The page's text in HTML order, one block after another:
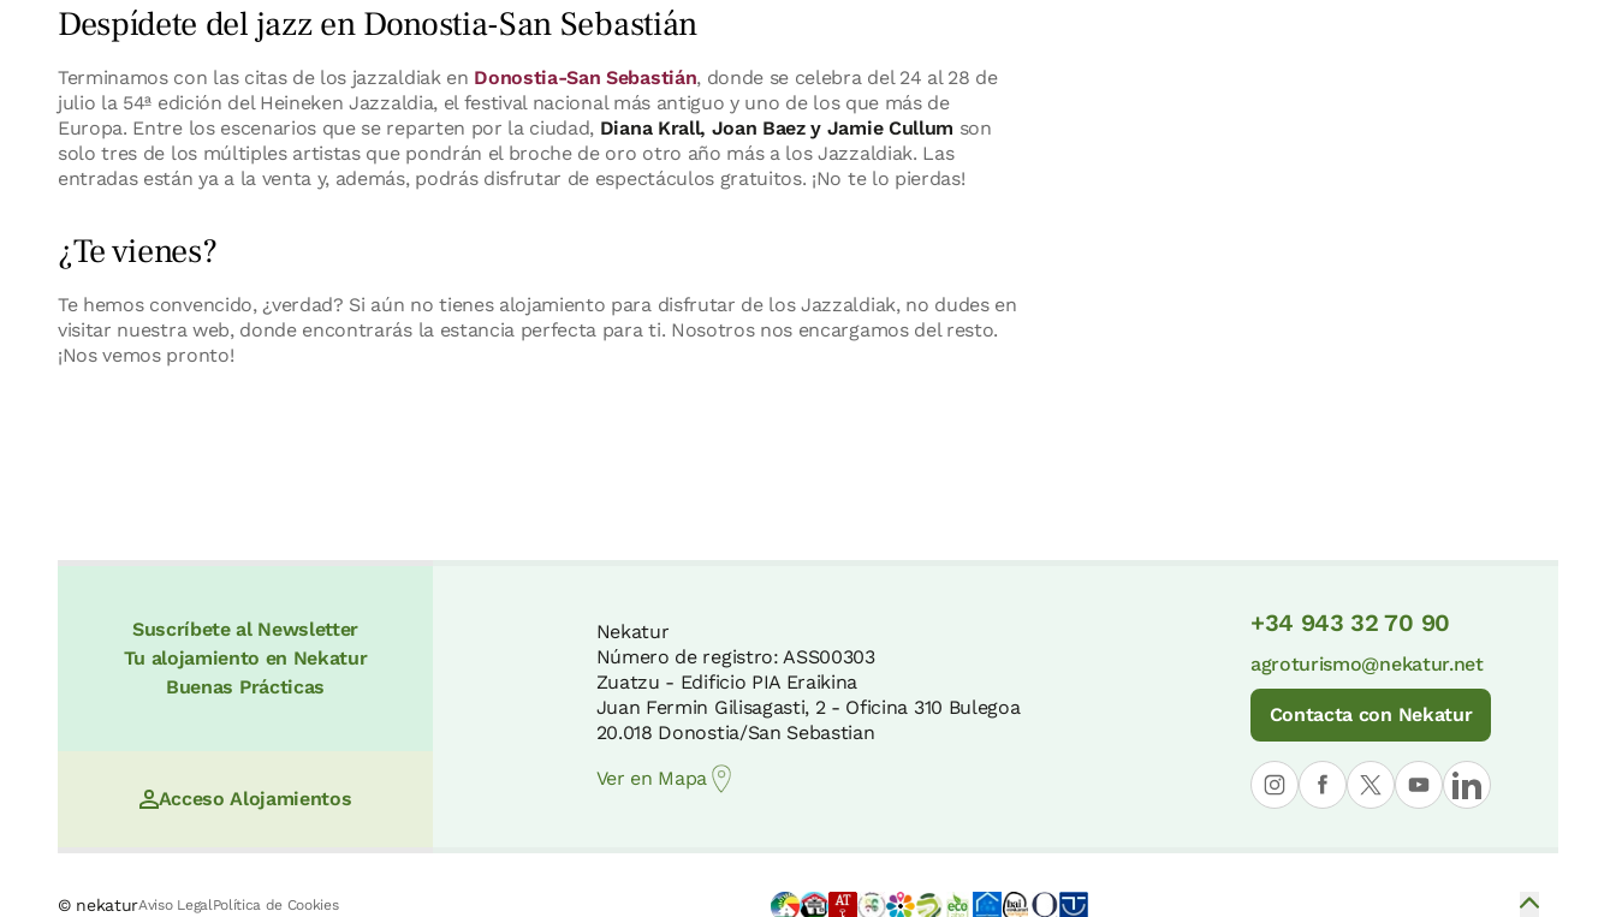
Despídete del jazz en Donostia-San Sebastián
Terminamos con las citas de los jazzaldiak en Donostia-San Sebastián, donde se celebra del 24 al 28 de
julio la 54ª edición del Heineken Jazzaldia, el festival nacional más antiguo y uno de los que más de
Europa. Entre los escenarios que se reparten por la ciudad, Diana Krall, Joan Baez y Jamie Cullum son
solo tres de los múltiples artistas que pondrán el broche de oro otro año más a los Jazzaldiak. Las
entradas están ya a la venta y, además, podrás disfrutar de espectáculos gratuitos. ¡No te lo pierdas!
¿Te vienes?
Te hemos convencido, ¿verdad? Si aún no tienes alojamiento para disfrutar de los Jazzaldiak, no dudes en
visitar nuestra web, donde encontrarás la estancia perfecta para ti. Nosotros nos encargamos del resto.
¡Nos vemos pronto!
Suscríbete al Newsletter
Tu alojamiento en Nekatur
Buenas Prácticas
Acceso Alojamientos
Nekatur
Número de registro: ASS00303
Zuatzu - Edificio PIA Eraikina
Juan Fermin Gilisagasti, 2 - Oficina 310 Bulegoa
20.018 Donostia/San Sebastian
Ver en Mapa
+34 943 32 70 90
agroturismo@nekatur.net
Contacta con Nekatur
© nekaturAviso LegalPolítica de Cookies